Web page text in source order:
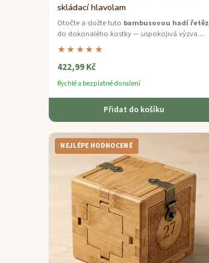
skládací hlavolam
Otočte a složte tuto bambusovou hadí řetěz
do dokonalého kostky — uspokojivá výzva
střední úrovně.
★★★★★
422,99 Kč
Rychlé a bezplatné doručení
Přidat do košíku
NEJLÉPE HODNOCENÉ